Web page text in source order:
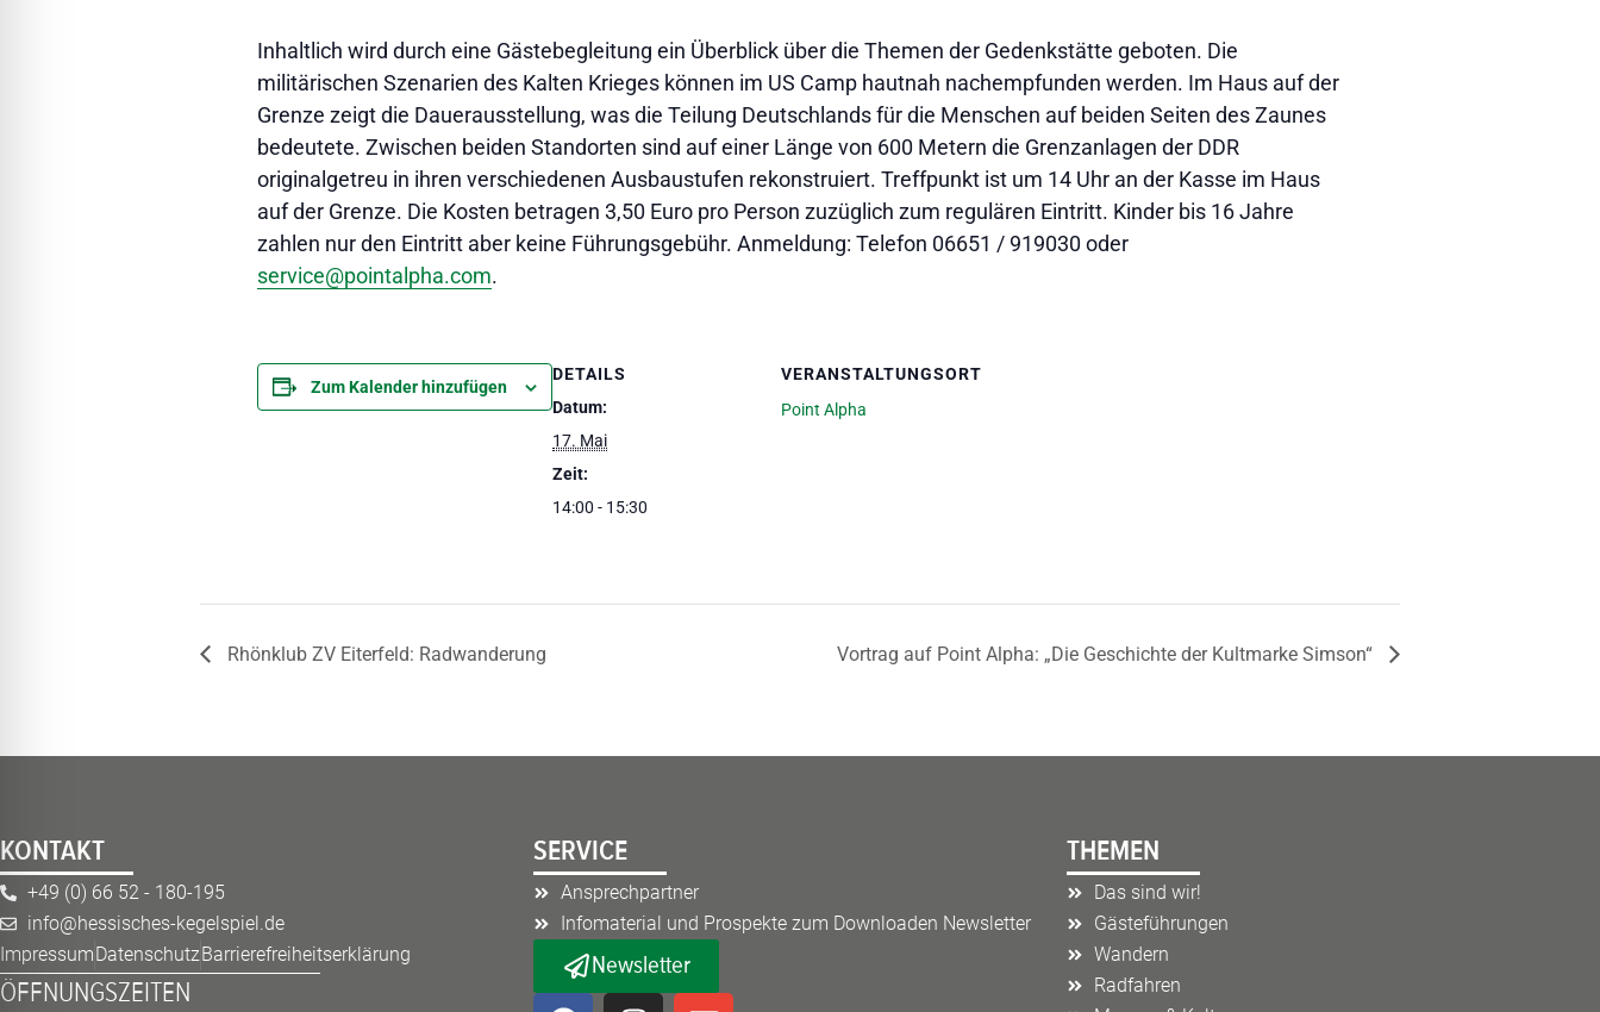
Inhaltlich wird durch eine Gästebegleitung ein Überblick über die Themen der Gedenkstätte geboten. Die
militärischen Szenarien des Kalten Krieges können im US Camp hautnah nachempfunden werden. Im Haus auf der
Grenze zeigt die Dauerausstellung, was die Teilung Deutschlands für die Menschen auf beiden Seiten des Zaunes
bedeutete. Zwischen beiden Standorten sind auf einer Länge von 600 Metern die Grenzanlagen der DDR
originalgetreu in ihren verschiedenen Ausbaustufen rekonstruiert. Treffpunkt ist um 14 Uhr an der Kasse im Haus
auf der Grenze. Die Kosten betragen 3,50 Euro pro Person zuzüglich zum regulären Eintritt. Kinder bis 16 Jahre
zahlen nur den Eintritt aber keine Führungsgebühr. Anmeldung: Telefon 06651 / 919030 oder
service@pointalpha.com.
Zum Kalender hinzufügen
DETAILS
Datum:
17. Mai
Zeit:
14:00 - 15:30
VERANSTALTUNGSORT
Point Alpha
Rhönklub ZV Eiterfeld: Radwanderung Vortrag auf Point Alpha: „Die Geschichte der Kultmarke Simson“
KONTAKT
+49 (0) 66 52 - 180-195
info@hessisches-kegelspiel.de
ImpressumDatenschutzBarrierefreiheitserklärung
ÖFFNUNGSZEITEN
SERVICE
Ansprechpartner
Infomaterial und Prospekte zum Downloaden Newsletter
Newsletter
THEMEN
Das sind wir!
Gästeführungen
Wandern
Radfahren